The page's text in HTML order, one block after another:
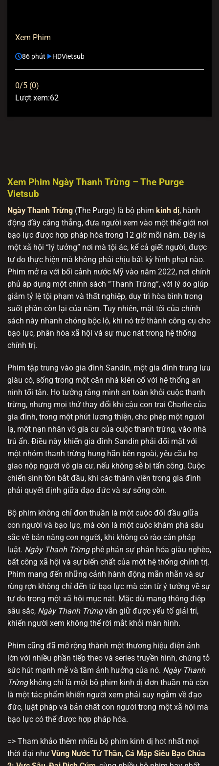
Xem Phim
86 phút HDVietsub
0/5 (0)
Lượt xem:62
Xem Phim Ngày Thanh Trừng – The Purge
Vietsub
Ngày Thanh Trừng (The Purge) là bộ phim kinh dị, hành
động đầy căng thẳng, đưa người xem vào một thế giới nơi
bạo lực được hợp pháp hóa trong 12 giờ mỗi năm. Đây là
một xã hội “lý tưởng” nơi mà tội ác, kể cả giết người, được
tự do thực hiện mà không phải chịu bất kỳ hình phạt nào.
Phim mở ra với bối cảnh nước Mỹ vào năm 2022, nơi chính
phủ áp dụng một chính sách “Thanh Trừng”, với lý do giúp
giảm tỷ lệ tội phạm và thất nghiệp, duy trì hòa bình trong
suốt phần còn lại của năm. Tuy nhiên, mặt tối của chính
sách này nhanh chóng bộc lộ, khi nó trở thành công cụ cho
bạo lực, phân hóa xã hội và sự mục nát trong hệ thống
chính trị.
Phim tập trung vào gia đình Sandin, một gia đình trung lưu
giàu có, sống trong một căn nhà kiên cố với hệ thống an
ninh tối tân. Họ tưởng rằng mình an toàn khỏi cuộc thanh
trừng, nhưng mọi thứ thay đổi khi cậu con trai Charlie của
gia đình, trong một phút lương thiện, cho phép một người
lạ, một nạn nhân vô gia cư của cuộc thanh trừng, vào nhà
trú ẩn. Điều này khiến gia đình Sandin phải đối mặt với
một nhóm thanh trừng hung hãn bên ngoài, yêu cầu họ
giao nộp người vô gia cư, nếu không sẽ bị tấn công. Cuộc
chiến sinh tồn bắt đầu, khi các thành viên trong gia đình
phải quyết định giữa đạo đức và sự sống còn.
Bộ phim không chỉ đơn thuần là một cuộc đối đầu giữa
con người và bạo lực, mà còn là một cuộc khám phá sâu
sắc về bản năng con người, khi không có rào cản pháp
luật. Ngày Thanh Trừngphê phán sự phân hóa giàu nghèo,
bất công xã hội và sự biến chất của một hệ thống chính trị.
Phim mang đến những cảnh hành động mãn nhãn và sự
rùng rợn không chỉ đến từ bạo lực mà còn từ ý tưởng về sự
tự do trong một xã hội mục nát. Mặc dù mang thông điệp
sâu sắc, Ngày Thanh Trừngvẫn giữ được yếu tố giải trí,
khiến người xem không thể rời mắt khỏi màn hình.
Phim cũng đã mở rộng thành một thương hiệu điện ảnh
lớn với nhiều phần tiếp theo và series truyền hình, chứng tỏ
sức hút mạnh mẽ và tầm ảnh hưởng của nó. Ngày Thanh
Trừngkhông chỉ là một bộ phim kinh dị đơn thuần mà còn
là một tác phẩm khiến người xem phải suy ngẫm về đạo
đức, luật pháp và bản chất con người trong một xã hội mà
bạo lực có thể được hợp pháp hóa.
=> Tham khảo thêm nhiều bộ phim kinh dị hot nhất mọi
thời đại như Vùng Nước Tử Thần, Cá Mập Siêu Bạo Chúa